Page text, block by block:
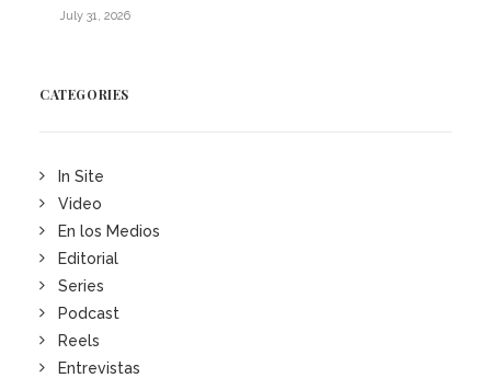
July 31, 2026
CATEGORIES
In Site
Video
En los Medios
Editorial
Series
Podcast
Reels
Entrevistas